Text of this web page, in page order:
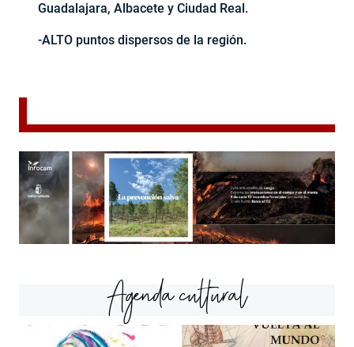
Guadalajara, Albacete y Ciudad Real.
-ALTO puntos dispersos de la región.
Agenda cultural